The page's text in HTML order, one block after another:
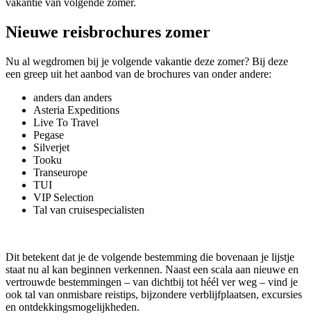
Nieuwe reisbrochures zomer
Nu al wegdromen bij je volgende vakantie deze zomer? Bij deze
een greep uit het aanbod van de brochures van onder andere:
anders dan anders
Asteria Expeditions
Live To Travel
Pegase
Silverjet
Tooku
Transeurope
TUI
VIP Selection
Tal van cruisespecialisten
Dit betekent dat je de volgende bestemming die bovenaan je lijstje
staat nu al kan beginnen verkennen. Naast een scala aan nieuwe en
vertrouwde bestemmingen – van dichtbij tot héél ver weg – vind je
ook tal van onmisbare reistips, bijzondere verblijfplaatsen, excursies
en ontdekkingsmogelijkheden.